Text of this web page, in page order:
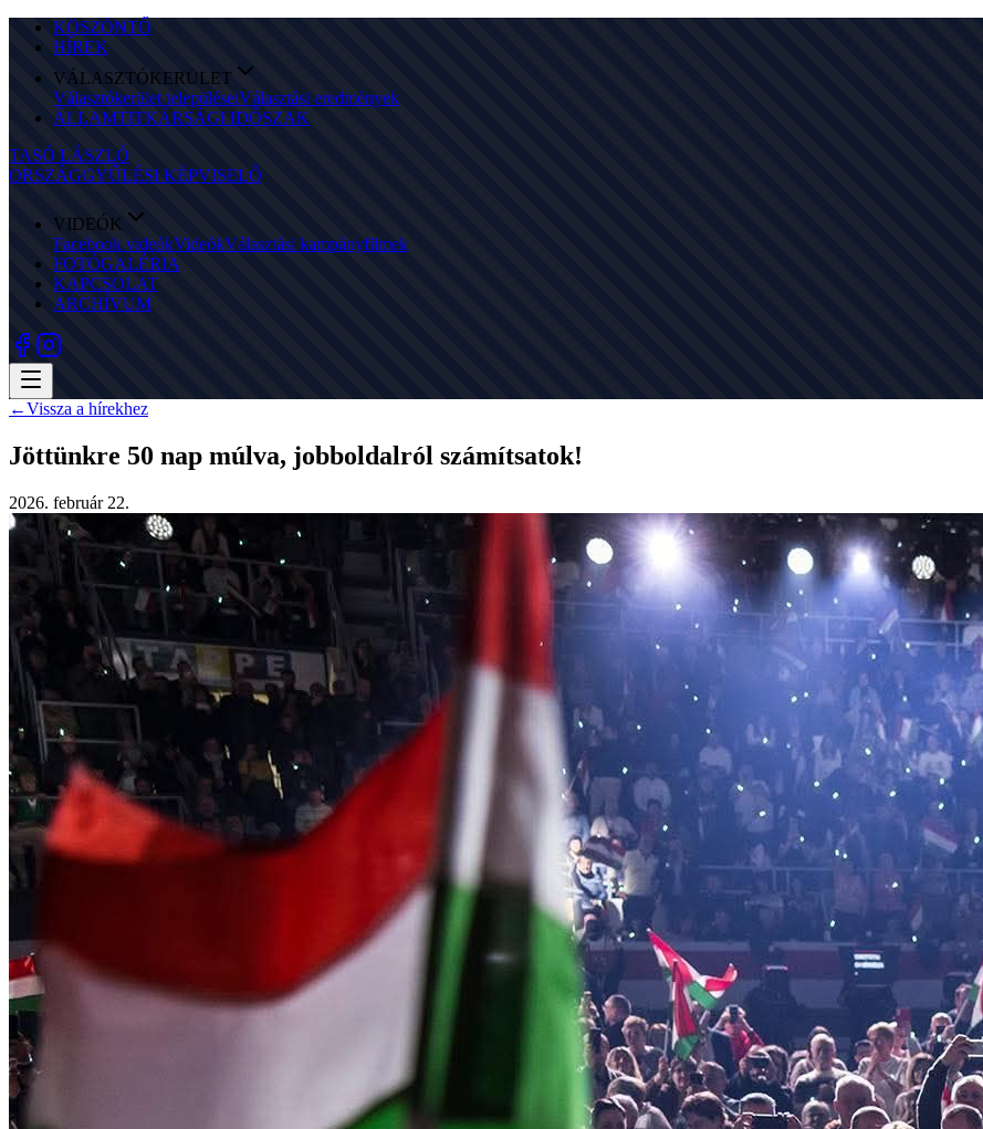
KÖSZÖNTŐ
HÍREK
VÁLASZTÓKERÜLET
Választókerület településeiVálasztási eredmények
ÁLLAMTITKÁRSÁGI IDŐSZAK
TASÓ LÁSZLÓ
ORSZÁGGYŰLÉSI KÉPVISELŐ
VIDEÓK
Facebook videókVideókVálasztási kampányfilmek
FOTÓGALÉRIA
KAPCSOLAT
ARCHÍVUM
←Vissza a hírekhez
Jöttünkre 50 nap múlva, jobboldalról számítsatok!
2026. február 22.